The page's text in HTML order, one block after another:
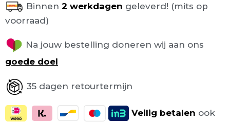
Binnen 2 werkdagen geleverd! (mits op
voorraad)
Na jouw bestelling doneren wij aan ons
goede doel
35 dagen retourtermijn
Veilig betalen ook